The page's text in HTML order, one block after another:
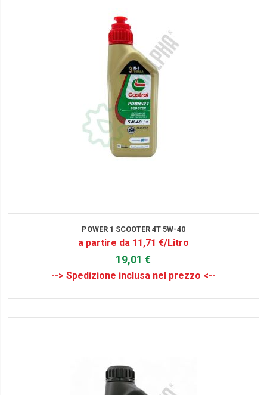
POWER 1 SCOOTER 4T 5W-40
a partire da 11,71 €/Litro
19,01 €